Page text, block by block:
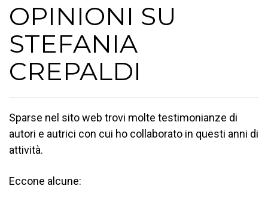
OPINIONI SU
STEFANIA
CREPALDI
Sparse nel sito web trovi molte testimonianze di
autori e autrici con cui ho collaborato in questi anni di
attività.
Eccone alcune: